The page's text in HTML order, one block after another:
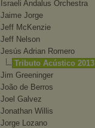
Israeli Andalus Orchestra
Jaime Jorge
Jeff McKenzie
Jeff Nelson
Jesús Adrian Romero
Tributo Acústico 2013
Jim Greeninger
João de Berros
Joel Galvez
Jonathan Willis
Jorge Lozano